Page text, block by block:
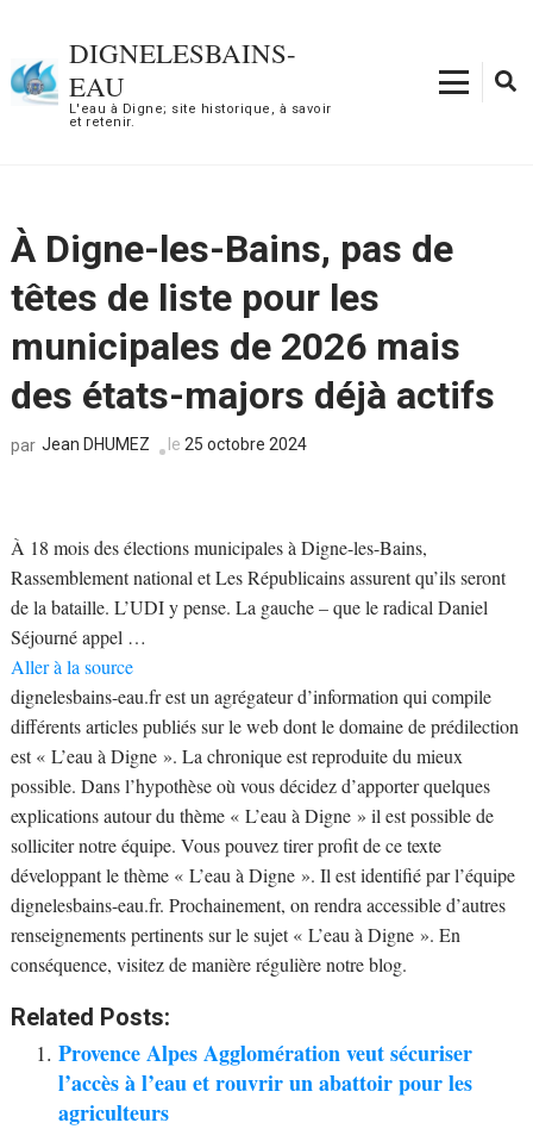
contenu
(Pressez
DIGNELESBAINS-
EAU
L'eau à Digne; site historique, à savoir
et retenir.
À Digne-les-Bains, pas de
têtes de liste pour les
municipales de 2026 mais
des états-majors déjà actifs
par Jean DHUMEZ le 25 octobre 2024
À 18 mois des élections municipales à Digne-les-Bains,
Rassemblement national et Les Républicains assurent qu’ils seront
de la bataille. L’UDI y pense. La gauche – que le radical Daniel
Séjourné appel …
Aller à la source
dignelesbains-eau.fr est un agrégateur d’information qui compile
différents articles publiés sur le web dont le domaine de prédilection
est « L’eau à Digne ». La chronique est reproduite du mieux
possible. Dans l’hypothèse où vous décidez d’apporter quelques
explications autour du thème « L’eau à Digne » il est possible de
solliciter notre équipe. Vous pouvez tirer profit de ce texte
développant le thème « L’eau à Digne ». Il est identifié par l’équipe
dignelesbains-eau.fr. Prochainement, on rendra accessible d’autres
renseignements pertinents sur le sujet « L’eau à Digne ». En
conséquence, visitez de manière régulière notre blog.
Related Posts:
Provence Alpes Agglomération veut sécuriser
l’accès à l’eau et rouvrir un abattoir pour les
agriculteurs